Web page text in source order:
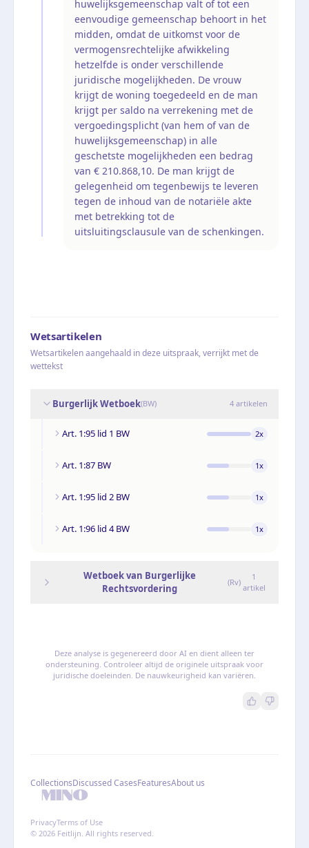
huwelijksgemeenschap valt of tot een
eenvoudige gemeenschap behoort in het
midden, omdat de uitkomst voor de
vermogensrechtelijke afwikkeling
hetzelfde is onder verschillende
juridische mogelijkheden. De vrouw
krijgt de woning toegedeeld en de man
krijgt per saldo na verrekening met de
vergoedingsplicht (van hem of van de
huwelijksgemeenschap) in alle
geschetste mogelijkheden een bedrag
van € 210.868,10. De man krijgt de
gelegenheid om tegenbewijs te leveren
tegen de inhoud van de notariële akte
met betrekking tot de
uitsluitingsclausule van de schenkingen.
Wetsartikelen
Wetsartikelen aangehaald in deze uitspraak, verrijkt met de
wettekst
Burgerlijk Wetboek(BW) 4 artikelen
Art. 1:95 lid 1 BW 2x
Art. 1:87 BW 1x
Art. 1:95 lid 2 BW 1x
Art. 1:96 lid 4 BW 1x
Wetboek van Burgerlijke
Rechtsvordering
(Rv)
1
artikel
Deze analyse is gegenereerd door AI en dient alleen ter
ondersteuning. Controleer altijd de originele uitspraak voor
juridische doeleinden. De nauwkeurigheid kan variëren.
CollectionsDiscussed CasesFeaturesAbout us
PrivacyTerms of Use
© 2026 Feitlijn. All rights reserved.